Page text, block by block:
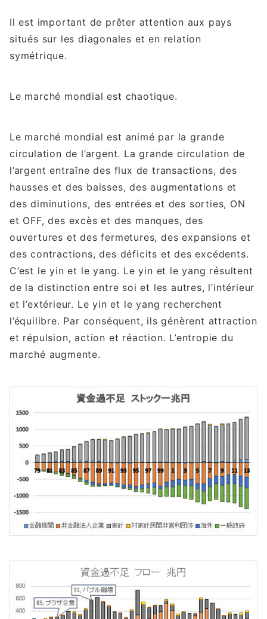
Il est important de prêter attention aux pays
situés sur les diagonales et en relation
symétrique.
Le marché mondial est chaotique.
Le marché mondial est animé par la grande
circulation de l’argent. La grande circulation de
l’argent entraîne des flux de transactions, des
hausses et des baisses, des augmentations et
des diminutions, des entrées et des sorties, ON
et OFF, des excès et des manques, des
ouvertures et des fermetures, des expansions et
des contractions, des déficits et des excédents.
C’est le yin et le yang. Le yin et le yang résultent
de la distinction entre soi et les autres, l’intérieur
et l’extérieur. Le yin et le yang recherchent
l’équilibre. Par conséquent, ils génèrent attraction
et répulsion, action et réaction. L’entropie du
marché augmente.